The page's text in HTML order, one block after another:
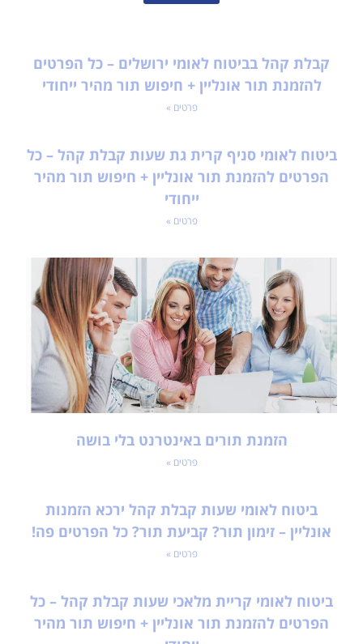
קבלת קהל בביטוח לאומי ירושלים – כל הפרטים
להזמנת תור אונליין + חיפוש תור מהיר ייחודי
פרטים »
ביטוח לאומי סניף קרית גת שעות קבלת קהל – כל
הפרטים להזמנת תור אונליין + חיפוש תור מהיר
ייחודי
פרטים »
הזמנת תורים באינטרנט בלי בושה
פרטים »
ביטוח לאומי שעות קבלת קהל ירכא הזמנות
אונליין – זימון תור? קביעת תור? כל הפרטים פה!
פרטים »
ביטוח לאומי קריית מלאכי שעות קבלת קהל – כל
הפרטים להזמנת תור אונליין + חיפוש תור מהיר